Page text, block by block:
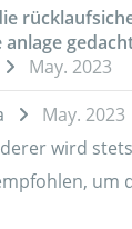
May. 2023
May. 2023
wird
um